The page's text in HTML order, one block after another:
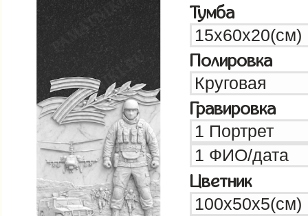
Тумба
Полировка
Гравировка
Цветник